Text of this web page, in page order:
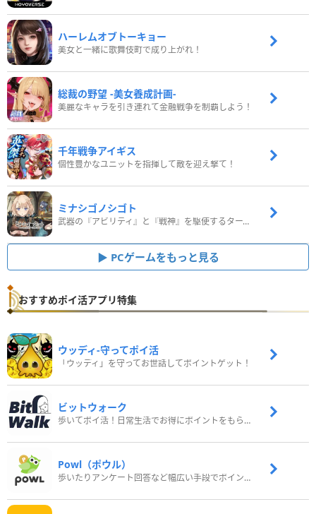
ハーレムオブトーキョー
美女と一緒に歌舞伎町で成り上がれ！
総裁の野望 -美女養成計画-
美麗なキャラを引き連れて金融戦争を制覇しよう！
千年戦争アイギス
個性豊かなユニットを指揮して敵を迎え撃て！
ミナシゴノシゴト
武器の『アビリティ』と『戦神』を駆使するターン制コマンドバトルRPG！
PCゲームをもっと見る
おすすめポイ活アプリ特集
ウッディ‐守ってポイ活
「ウッディ」を守ってお世話してポイントゲット！
ビットウォーク
歩いてポイ活！日常生活でお得にポイントをもらおう
Powl（ポウル）
歩いたりアンケート回答など幅広い手段でポイントをゲット